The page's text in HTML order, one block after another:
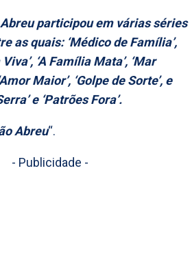
participou em várias séries
as quais: ‘Médico de Família’,
‘A Família Mata’, ‘Mar
Maior’, ‘Golpe de Sorte’, e
e ‘Patrões Fora’.
Abreu“.
- Publicidade -